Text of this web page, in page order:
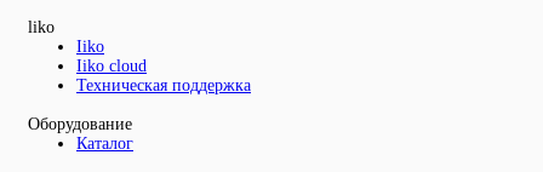
liko
Iiko
Iiko cloud
Техническая поддержка
Оборудование
Каталог